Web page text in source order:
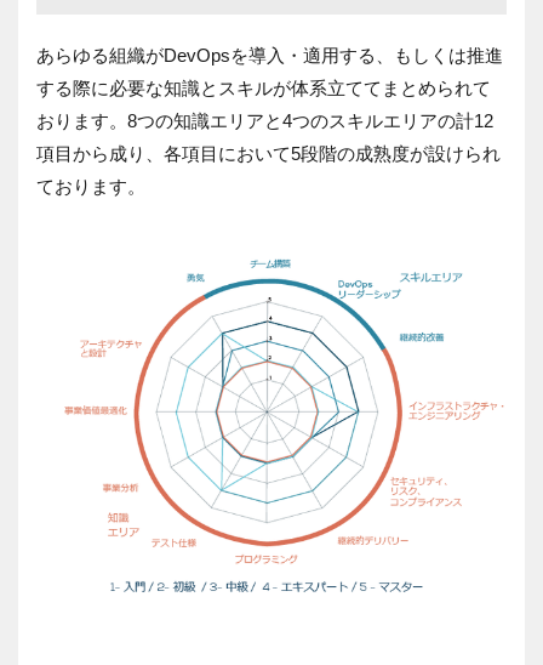
あらゆる組織がDevOpsを導入・適用する、もしくは推進
する際に必要な知識とスキルが体系立ててまとめられて
おります。8つの知識エリアと4つのスキルエリアの計12
項目から成り、各項目において5段階の成熟度が設けられ
ております。